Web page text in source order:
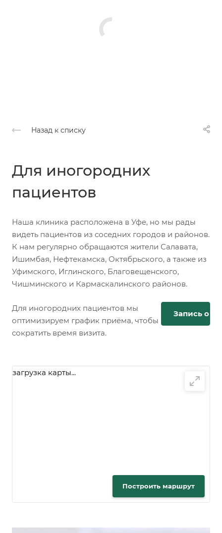
Назад к списку
Для иногородних
пациентов
Наша клиника расположена в Уфе, но мы рады
видеть пациентов из соседних городов и районов.
К нам регулярно обращаются жители Салавата,
Ишимбая, Нефтекамска, Октябрьского, а также из
Уфимского, Иглинского, Благовещенского,
Чишминского и Кармаскалинского районов.
Для иногородних пациентов мы
оптимизируем график приёма, чтобы
сократить время визита.
Запись
загрузка карты...
Построить маршрут